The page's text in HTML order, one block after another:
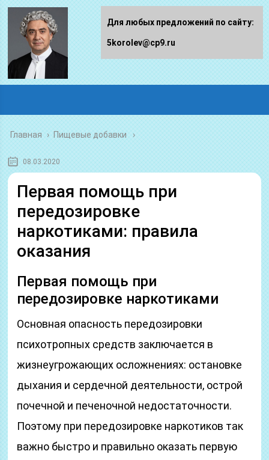
Главная › Пищевые добавки
08.03.2020
Первая помощь при
передозировке
наркотиками: правила
оказания
Первая помощь при
передозировке наркотиками
Основная опасность передозировки
психотропных средств заключается в
жизнеугрожающих осложнениях: остановке
дыхания и сердечной деятельности, острой
почечной и печеночной недостаточности.
Поэтому при передозировке наркотиков так
важно быстро и правильно оказать первую
Для любых предложений по сайту:
5korolev@cp9.ru